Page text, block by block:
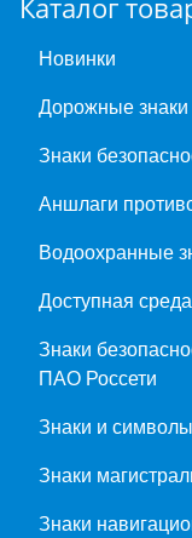
Каталог
Новинки
Дорожные знаки
Знаки
Аншлаги
Водоохранные
Доступная
Знаки
ПАО Россети
Знаки и
Знаки
Знаки